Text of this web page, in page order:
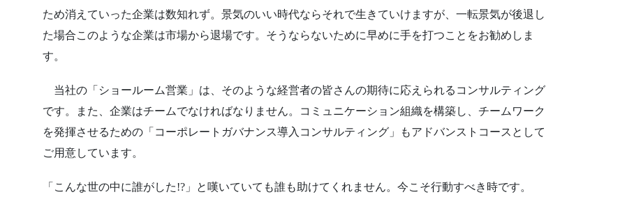
ため消えていった企業は数知れず。景気のいい時代ならそれで生きていけますが、一転景気が後退し
た場合このような企業は市場から退場です。そうならないために早めに手を打つことをお勧めしま
す。
当社の「ショールーム営業」は、そのような経営者の皆さんの期待に応えられるコンサルティング
です。また、企業はチームでなければなりません。コミュニケーション組織を構築し、チームワーク
を発揮させるための「コーポレートガバナンス導入コンサルティング」もアドバンストコースとして
ご用意しています。
「こんな世の中に誰がした!?」と嘆いていても誰も助けてくれません。今こそ行動すべき時です。